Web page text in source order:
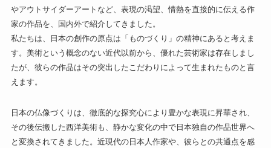
やアウトサイダーアートなど、表現の渇望、情熱を直接的に伝える作
家の作品を、国内外で紹介してきました。
私たちは、日本の創作の原点は「ものづくり」の精神にあると考えま
す。美術という概念のない近代以前から、優れた芸術家は存在しまし
たが、彼らの作品はその突出したこだわりによって生まれたものと言
えます。
日本の仏像づくりは、徹底的な探究心により豊かな表現に昇華され、
その後伝搬した西洋美術も、静かな変化の中で日本独自の作品世界へ
と変換されてきました。近現代の日本人作家や、彼らとの共通点を感